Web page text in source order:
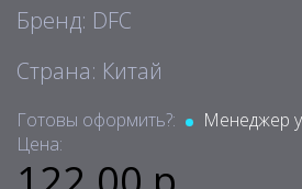
Бренд: DFC
Страна: Китай
Готовы оформить?:
Менеджер
Цена: